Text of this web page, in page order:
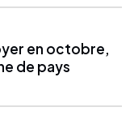
en octobre,
de pays